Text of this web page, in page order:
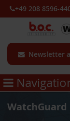
Newsletter
+49 208 8596-